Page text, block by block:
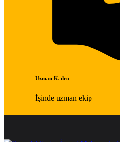
Uzman Kadro
İşinde uzman ekip